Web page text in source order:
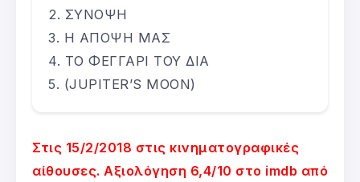
ΣΥΝΟΨΗ
Η ΑΠΟΨΗ ΜΑΣ
ΤΟ ΦΕΓΓΑΡΙ ΤΟΥ ΔΙΑ
(JUPITER’S MOON)
Στις 15/2/2018 στις κινηματογραφικές
αίθουσες. Αξιολόγηση 6,4/10 στο imdb από